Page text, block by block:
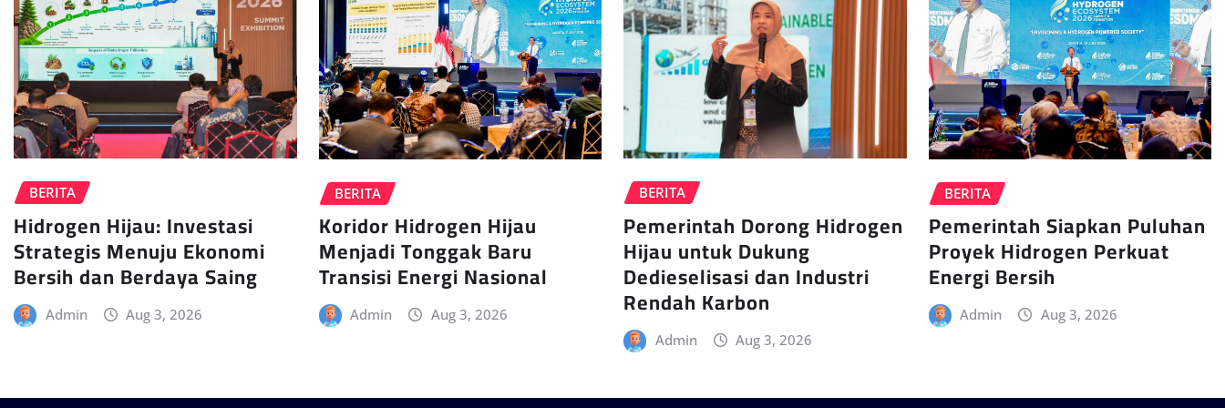
BERITA
Hidrogen Hijau: Investasi
Strategis Menuju Ekonomi
Bersih dan Berdaya Saing
Admin Aug 3, 2026
BERITA
Koridor Hidrogen Hijau
Menjadi Tonggak Baru
Transisi Energi Nasional
Admin Aug 3, 2026
BERITA
Pemerintah Dorong Hidrogen
Hijau untuk Dukung
Dedieselisasi dan Industri
Rendah Karbon
Admin Aug 3, 2026
BERITA
Pemerintah Siapkan Puluhan
Proyek Hidrogen Perkuat
Energi Bersih
Admin Aug 3, 2026